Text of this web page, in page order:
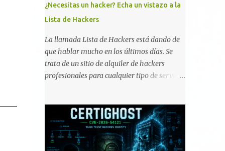
¿Necesitas un hacker? Echa un vistazo a la
Lista de Hackers
La llamada Lista de Hackers está dando de
que hablar mucho en los últimos días. Se
trata de un sitio de alquiler de hackers
profesionales para cualquier tipo de servicio.
discreción, comunicaciones cifradas y la
garantía de que ningún servicio será
demasiado difícil para los talentos que
pueden ser contratados desde la plataforma.